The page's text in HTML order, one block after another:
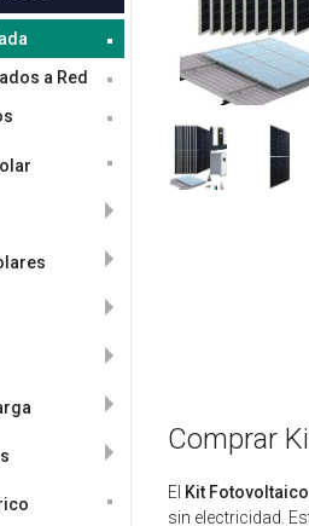
a Red
Comprar
El Kit
sin electricidad.